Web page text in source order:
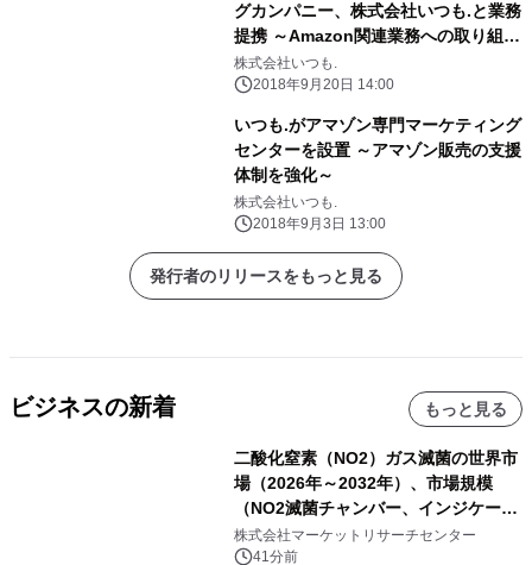
グカンパニー、株式会社いつも.と業務
提携 ～Amazon関連業務への取り組み
強化～
株式会社いつも.
2018年9月20日 14:00
いつも.がアマゾン専門マーケティング
センターを設置 ～アマゾン販売の支援
体制を強化～
株式会社いつも.
2018年9月3日 13:00
発行者のリリースをもっと見る
ビジネスの新着 もっと見る
二酸化窒素（NO2）ガス滅菌の世界市
場（2026年～2032年）、市場規模
（NO2滅菌チャンバー、インジケータ
ーおよびモニタリングシステム、その
他）・分析レポートを発表
株式会社マーケットリサーチセンター
41分前